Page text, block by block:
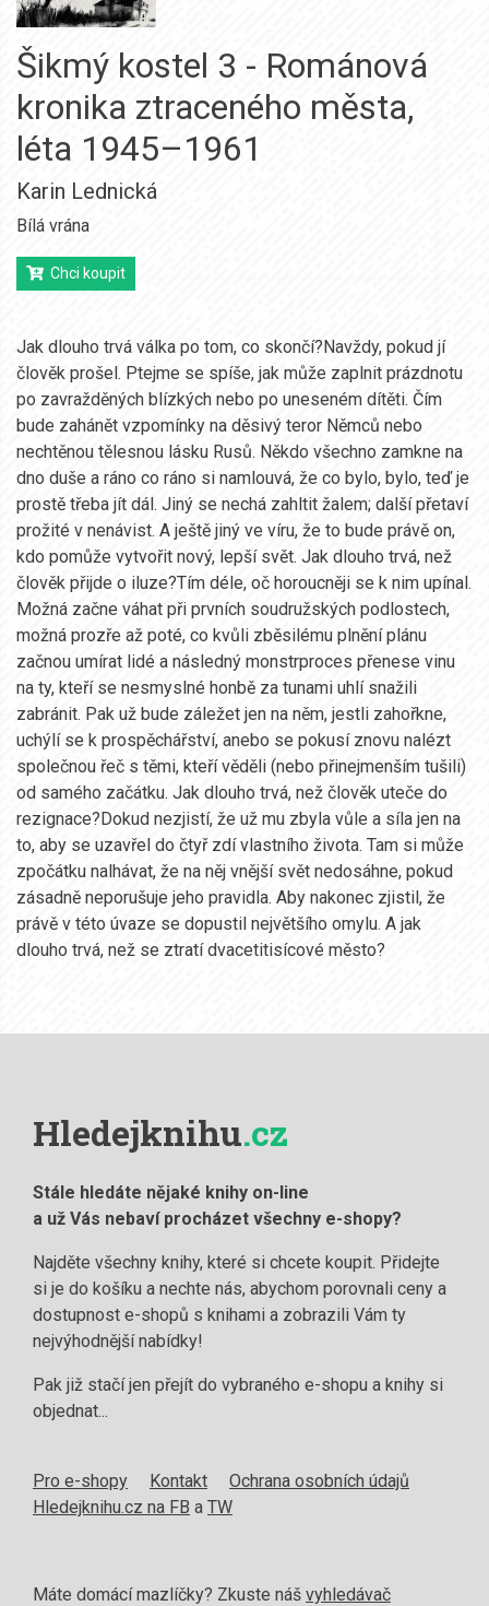
Šikmý kostel 3 - Románová
kronika ztraceného města,
léta 1945–1961
Karin Lednická
Bílá vrána
Chci koupit
Jak dlouho trvá válka po tom, co skončí?Navždy, pokud jí
člověk prošel. Ptejme se spíše, jak může zaplnit prázdnotu
po zavražděných blízkých nebo po uneseném dítěti. Čím
bude zahánět vzpomínky na děsivý teror Němců nebo
nechtěnou tělesnou lásku Rusů. Někdo všechno zamkne na
dno duše a ráno co ráno si namlouvá, že co bylo, bylo, teď je
prostě třeba jít dál. Jiný se nechá zahltit žalem; další přetaví
prožité v nenávist. A ještě jiný ve víru, že to bude právě on,
kdo pomůže vytvořit nový, lepší svět. Jak dlouho trvá, než
člověk přijde o iluze?Tím déle, oč horoucněji se k nim upínal.
Možná začne váhat při prvních soudružských podlostech,
možná prozře až poté, co kvůli zběsilému plnění plánu
začnou umírat lidé a následný monstrproces přenese vinu
na ty, kteří se nesmyslné honbě za tunami uhlí snažili
zabránit. Pak už bude záležet jen na něm, jestli zahořkne,
uchýlí se k prospěchářství, anebo se pokusí znovu nalézt
společnou řeč s těmi, kteří věděli (nebo přinejmenším tušili)
od samého začátku. Jak dlouho trvá, než člověk uteče do
rezignace?Dokud nezjistí, že už mu zbyla vůle a síla jen na
to, aby se uzavřel do čtyř zdí vlastního života. Tam si může
zpočátku nalhávat, že na něj vnější svět nedosáhne, pokud
zásadně neporušuje jeho pravidla. Aby nakonec zjistil, že
právě v této úvaze se dopustil největšího omylu. A jak
dlouho trvá, než se ztratí dvacetitisícové město?
Hledejknihu.cz
Stále hledáte nějaké knihy on-line
a už Vás nebaví procházet všechny e-shopy?
Najděte všechny knihy, které si chcete koupit. Přidejte
si je do košíku a nechte nás, abychom porovnali ceny a
dostupnost e-shopů s knihami a zobrazili Vám ty
nejvýhodnější nabídky!
Pak již stačí jen přejít do vybraného e-shopu a knihy si
objednat...
Pro e-shopy Kontakt
Ochrana osobních údajů
Hledejknihu.cz na FB a TW
Máte domácí mazlíčky? Zkuste náš vyhledávač